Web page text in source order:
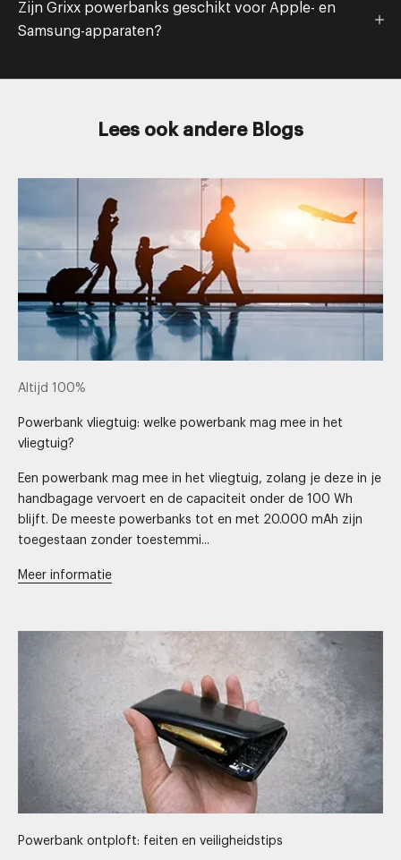
Zijn Grixx powerbanks geschikt voor Apple- en
Samsung-apparaten?
Lees ook andere Blogs
Altijd 100%
Powerbank vliegtuig: welke powerbank mag mee in het
vliegtuig?
Een powerbank mag mee in het vliegtuig, zolang je deze in je
handbagage vervoert en de capaciteit onder de 100 Wh
blijft. De meeste powerbanks tot en met 20.000 mAh zijn
toegestaan zonder toestemmi...
Meer informatie
Powerbank ontploft: feiten en veiligheidstips